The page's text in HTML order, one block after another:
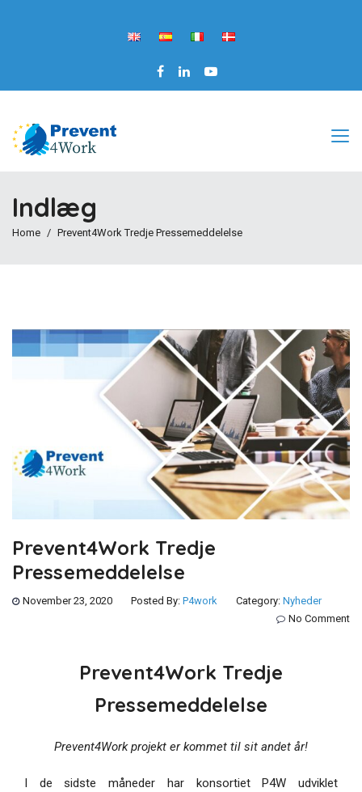
Indlæg
Home Prevent4Work Tredje Pressemeddelelse
Prevent4Work Tredje
Pressemeddelelse
November 23, 2020 Posted By: P4work Category: Nyheder
No Comment
Prevent4Work Tredje
Pressemeddelelse
Prevent4Work projekt er kommet til sit andet år!
I de sidste måneder har konsortiet P4W udviklet